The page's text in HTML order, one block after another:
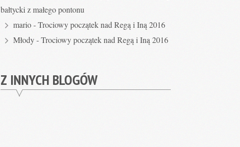
bałtycki z małego pontonu
mario-Trociowy początek nad Regą i Iną 2016
Młody-Trociowy początek nad Regą i Iną 2016
Z INNYCH BLOGÓW